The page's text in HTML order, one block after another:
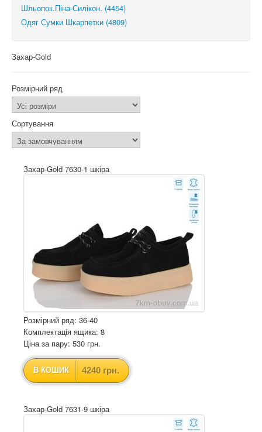
Шльопок.Піна-Силікон. (4454)
Одяг Сумки Шкарпетки (4809)
Захар-Gold
Розмірний ряд
Сортування
Захар-Gold 7630-1 шкіра
Розмірний ряд: 36-40
Комплектація ящика: 8
Ціна за пару: 530 грн.
В КОШИК 4240 грн.
Захар-Gold 7631-9 шкіра